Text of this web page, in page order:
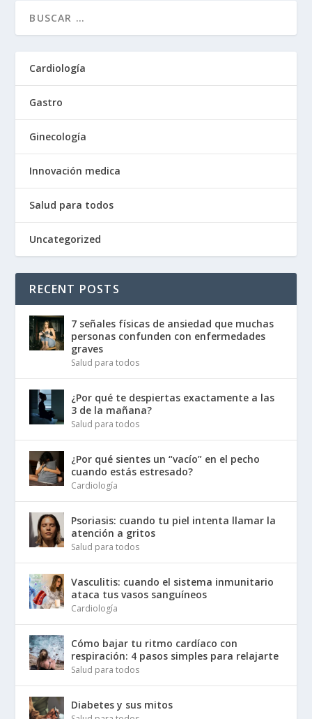
Cardiología
Gastro
Ginecología
Innovación medica
Salud para todos
Uncategorized
RECENT POSTS
7 señales físicas de ansiedad que muchas
personas confunden con enfermedades
graves
Salud para todos
¿Por qué te despiertas exactamente a las
3 de la mañana?
Salud para todos
¿Por qué sientes un “vacío” en el pecho
cuando estás estresado?
Cardiología
Psoriasis: cuando tu piel intenta llamar la
atención a gritos
Salud para todos
Vasculitis: cuando el sistema inmunitario
ataca tus vasos sanguíneos
Cardiología
Cómo bajar tu ritmo cardíaco con
respiración: 4 pasos simples para relajarte
Salud para todos
Diabetes y sus mitos